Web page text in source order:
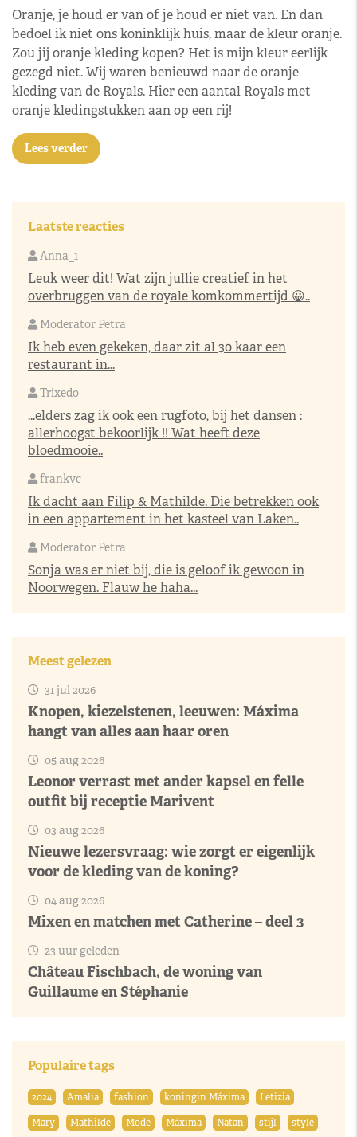
Oranje, je houd er van of je houd er niet van. En dan
bedoel ik niet ons koninklijk huis, maar de kleur oranje.
Zou jij oranje kleding kopen? Het is mijn kleur eerlijk
gezegd niet. Wij waren benieuwd naar de oranje
kleding van de Royals. Hier een aantal Royals met
oranje kledingstukken aan op een rij!
Lees verder
Laatste reacties
Anna_1
Leuk weer dit! Wat zijn jullie creatief in het
overbruggen van de royale komkommertijd 😀..
Moderator Petra
Ik heb even gekeken, daar zit al 30 kaar een
restaurant in...
Trixedo
...elders zag ik ook een rugfoto, bij het dansen :
allerhoogst bekoorlijk !! Wat heeft deze
bloedmooie..
frankvc
Ik dacht aan Filip & Mathilde. Die betrekken ook
in een appartement in het kasteel van Laken..
Moderator Petra
Sonja was er niet bij, die is geloof ik gewoon in
Noorwegen. Flauw he haha...
Meest gelezen
31 jul 2026
Knopen, kiezelstenen, leeuwen: Máxima
hangt van alles aan haar oren
05 aug 2026
Leonor verrast met ander kapsel en felle
outfit bij receptie Marivent
03 aug 2026
Nieuwe lezersvraag: wie zorgt er eigenlijk
voor de kleding van de koning?
04 aug 2026
Mixen en matchen met Catherine – deel 3
23 uur geleden
Château Fischbach, de woning van
Guillaume en Stéphanie
Populaire tags
2024 Amalia fashion koningin Máxima
Letizia
Mary
Mathilde Mode Máxima Natan stijl style